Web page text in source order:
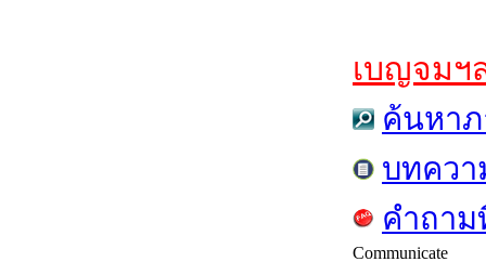
เบญจมฯ
ค้นหาภ
บทควา
คำถา
Communicate